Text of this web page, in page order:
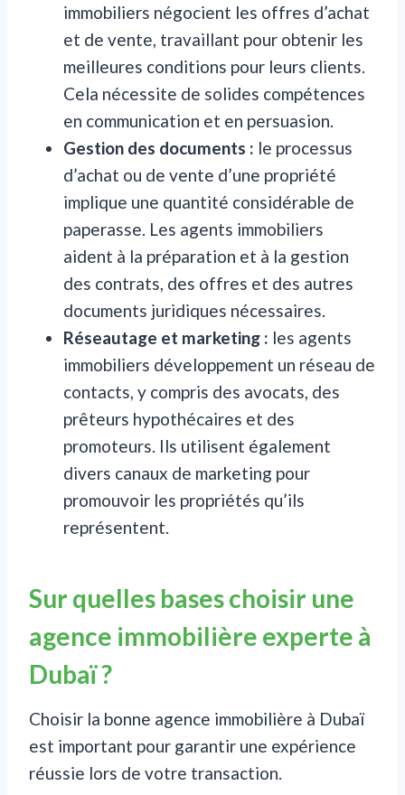
immobiliers négocient les offres d’achat
et de vente, travaillant pour obtenir les
meilleures conditions pour leurs clients.
Cela nécessite de solides compétences
en communication et en persuasion.
Gestion des documents : le processus
d’achat ou de vente d’une propriété
implique une quantité considérable de
paperasse. Les agents immobiliers
aident à la préparation et à la gestion
des contrats, des offres et des autres
documents juridiques nécessaires.
Réseautage et marketing : les agents
immobiliers développement un réseau de
contacts, y compris des avocats, des
prêteurs hypothécaires et des
promoteurs. Ils utilisent également
divers canaux de marketing pour
promouvoir les propriétés qu’ils
représentent.
Sur quelles bases choisir une
agence immobilière experte à
Dubaï ?
Choisir la bonne agence immobilière à Dubaï
est important pour garantir une expérience
réussie lors de votre transaction.